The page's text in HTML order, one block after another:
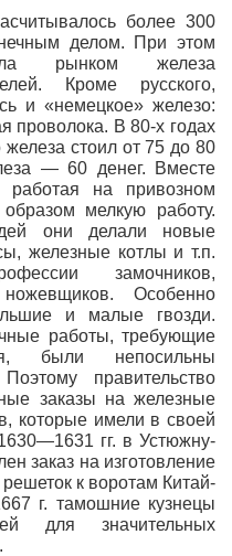
более 300
делом. При этом
рынком железа
Кроме русского,
и «немецкое» железо:
проволока. В 80-х годах
железа стоил от 75 до 80
— 60 денег. Вместе
работая на привозном
мелкую работу.
они делали новые
железные котлы и т.п.
замочников,
Особенно
и малые гвозди.
работы, требующие
были непосильны
правительство
заказы на железные
которые имели в своей
гг. в Устюжну-
заказ на изготовление
к воротам Китай-
г. тамошние кузнецы
для значительных